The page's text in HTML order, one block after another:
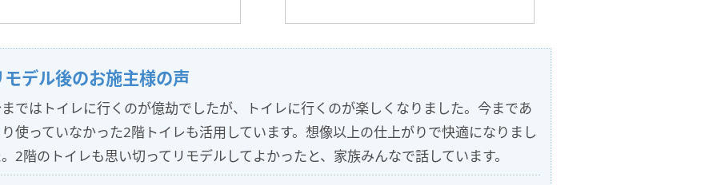
モデル後のお施主様の声
ではトイレに行くのが億劫でしたが、トイレに行くのが楽しくなりました。今まであ
使っていなかった2階トイレも活用しています。想像以上の仕上がりで快適になりまし
2階のトイレも思い切ってリモデルしてよかったと、家族みんなで話しています。